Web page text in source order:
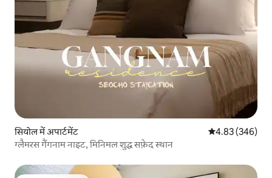
सियोल में अपार्टमेंट औसत रेटिंग 5 में से
4.83 (346)
ग्लैमरस गैंगनाम नाइट, मिनिमल शुद्ध सफ़ेद स्थान